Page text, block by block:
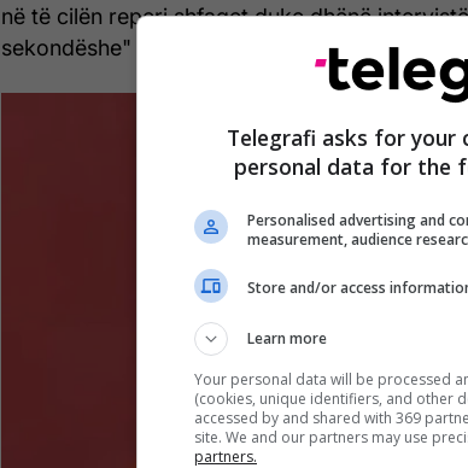
në të cilën reperi shfaqet duke dhënë
sekondëshe" për Prive.
Telegrafi asks for your
personal data for the
Personalised advertising and
measurement, audience
Store and/or access
Learn more
Your personal data will be processed
(cookies, unique identifiers, and other
accessed by and shared with 369
site. We and our partners may use
partners.